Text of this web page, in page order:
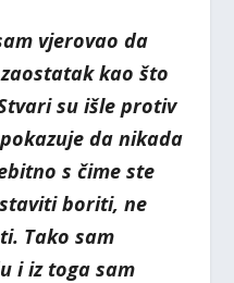
vjerovao da
kao što
su išle protiv
da nikada
s čime ste
boriti, ne
Tako sam
i iz toga sam